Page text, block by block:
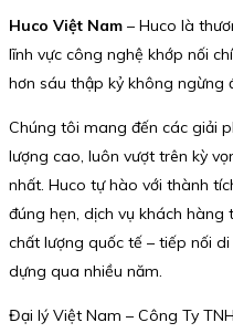
Huco Việt Nam – Huco là
lĩnh vực công nghệ khớp nối
hơn sáu thập kỷ không ngừng
Chúng tôi mang đến các giải
lượng cao, luôn vượt trên kỳ
nhất. Huco tự hào với thành
đúng hẹn, dịch vụ khách
chất lượng quốc tế – tiếp nối
dựng qua nhiều năm.
Đại lý Việt Nam – Công Ty